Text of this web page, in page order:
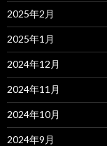
2025年2月
2025年1月
2024年12月
2024年11月
2024年10月
2024年9月